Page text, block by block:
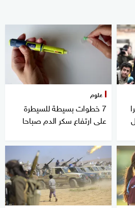
علوم
7 خطوات بسيطة للسيطرة
على ارتفاع سكر الدم صباحا